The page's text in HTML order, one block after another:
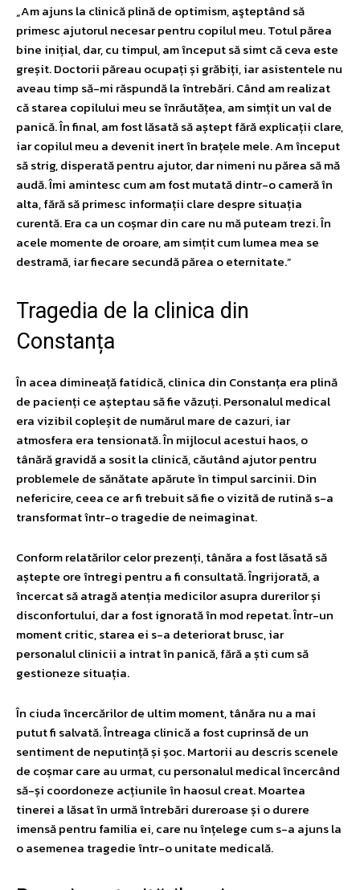
„Am ajuns la clinică plină de optimism, aşteptând să
primesc ajutorul necesar pentru copilul meu. Totul părea
bine inițial, dar, cu timpul, am început să simt că ceva este
greșit. Doctorii păreau ocupați și grăbiți, iar asistentele nu
aveau timp să-mi răspundă la întrebări. Când am realizat
că starea copilului meu se înrăutățea, am simțit un val de
panică. În final, am fost lăsată să aștept fără explicații clare,
iar copilul meu a devenit inert în brațele mele. Am început
să strig, disperată pentru ajutor, dar nimeni nu părea să mă
audă. Îmi amintesc cum am fost mutată dintr-o cameră în
alta, fără să primesc informații clare despre situația
curentă. Era ca un coșmar din care nu mă puteam trezi. În
acele momente de oroare, am simțit cum lumea mea se
destramă, iar fiecare secundă părea o eternitate.”
Tragedia de la clinica din
Constanța
În acea dimineață fatidică, clinica din Constanța era plină
de pacienți ce așteptau să fie văzuți. Personalul medical
era vizibil copleșit de numărul mare de cazuri, iar
atmosfera era tensionată. În mijlocul acestui haos, o
tânără gravidă a sosit la clinică, căutând ajutor pentru
problemele de sănătate apărute în timpul sarcinii. Din
nefericire, ceea ce ar fi trebuit să fie o vizită de rutină s-a
transformat într-o tragedie de neimaginat.
Conform relatărilor celor prezenți, tânăra a fost lăsată să
aștepte ore întregi pentru a fi consultată. Îngrijorată, a
încercat să atragă atenția medicilor asupra durerilor și
disconfortului, dar a fost ignorată în mod repetat. Într-un
moment critic, starea ei s-a deteriorat brusc, iar
personalul clinicii a intrat în panică, fără a ști cum să
gestioneze situația.
În ciuda încercărilor de ultim moment, tânăra nu a mai
putut fi salvată. Întreaga clinică a fost cuprinsă de un
sentiment de neputință și șoc. Martorii au descris scenele
de coșmar care au urmat, cu personalul medical încercând
să-și coordoneze acțiunile în haosul creat. Moartea
tinerei a lăsat în urmă întrebări dureroase și o durere
imensă pentru familia ei, care nu înțelege cum s-a ajuns la
o asemenea tragedie într-o unitate medicală.